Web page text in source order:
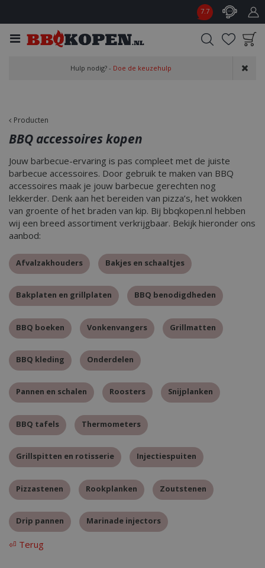
Producten
7.7
aan wensenlijst
Hulp nodig? - Doe de keuzehulp
BBQ accessoires kopen
Jouw barbecue-ervaring is pas compleet met de juiste
barbecue accessoires. Door gebruik te maken van BBQ
accessoires maak je jouw barbecue gerechten nog
lekkerder. Denk aan het bereiden van pizza’s, het wokken
van groente of het braden van kip. Bij bbqkopen.nl hebben
wij een breed assortiment verkrijgbaar. Bekijk hieronder ons
aanbod:
Afvalzakhouders Bakjes en schaaltjes
Bakplaten en grillplaten BBQ benodigdheden
BBQ boeken Vonkenvangers Grillmatten
BBQ kleding Onderdelen
Pannen en schalen Roosters Snijplanken
BBQ tafels Thermometers
Grillspitten en rotisserie Injectiespuiten
Pizzastenen Rookplanken Zoutstenen
Drip pannen Marinade injectors
⏎ Terug